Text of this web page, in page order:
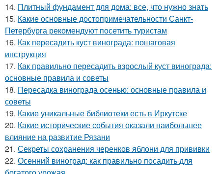
14. Плитный фундамент для дома: все, что нужно знать
15. Какие основные достопримечательности Санкт-
Петербурга рекомендуют посетить туристам
16. Как пересадить куст винограда: пошаговая
инструкция
17. Как правильно пересадить взрослый куст винограда:
основные правила и советы
18. Пересадка винограда осенью: основные правила и
советы
19. Какие уникальные библиотеки есть в Иркутске
20. Какие исторические события оказали наибольшее
влияние на развитие Рязани
21. Секреты сохранения черенков яблони для прививки
22. Осенний виноград: как правильно посадить для